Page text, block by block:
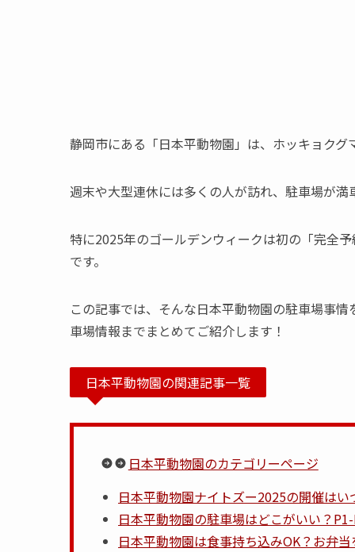
静岡市にある「日本平動物園」は、ホッキョク
週末や大型連休には多くの人が訪れ、駐車場が
特に2025年のゴールデンウィークは初の「完全
です。
この記事では、そんな日本平動物園の駐車場事
車場情報までまとめてご紹介します！
日本平動物園の関連記事一覧
日本平動物園のカテゴリーページ
日本平動物園ナイトズー2025の開催は
日本平動物園の駐車場はどこがいい？
日本平動物園は食事持ち込みOK？お弁